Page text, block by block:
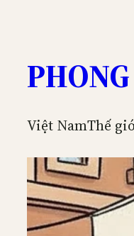
Việt NamThế